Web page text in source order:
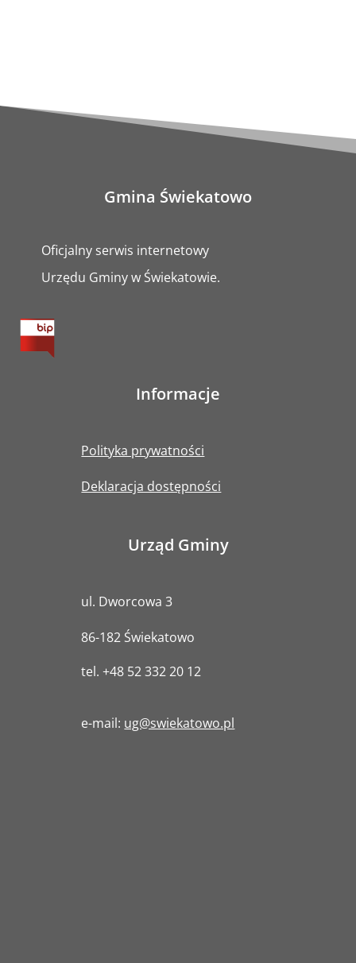
Gmina Świekatowo
Oficjalny serwis internetowy
Urzędu Gminy w Świekatowie.
Informacje
Polityka prywatności
Deklaracja dostępności
Urząd Gminy
ul. Dworcowa 3
86-182 Świekatowo
tel.+48 52 332 20 12
e-mail: ug@swiekatowo.pl